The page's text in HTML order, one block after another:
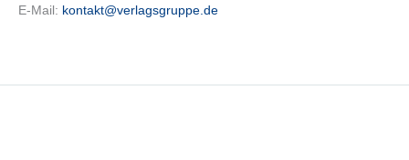
E-Mail: kontakt@verlagsgruppe.de